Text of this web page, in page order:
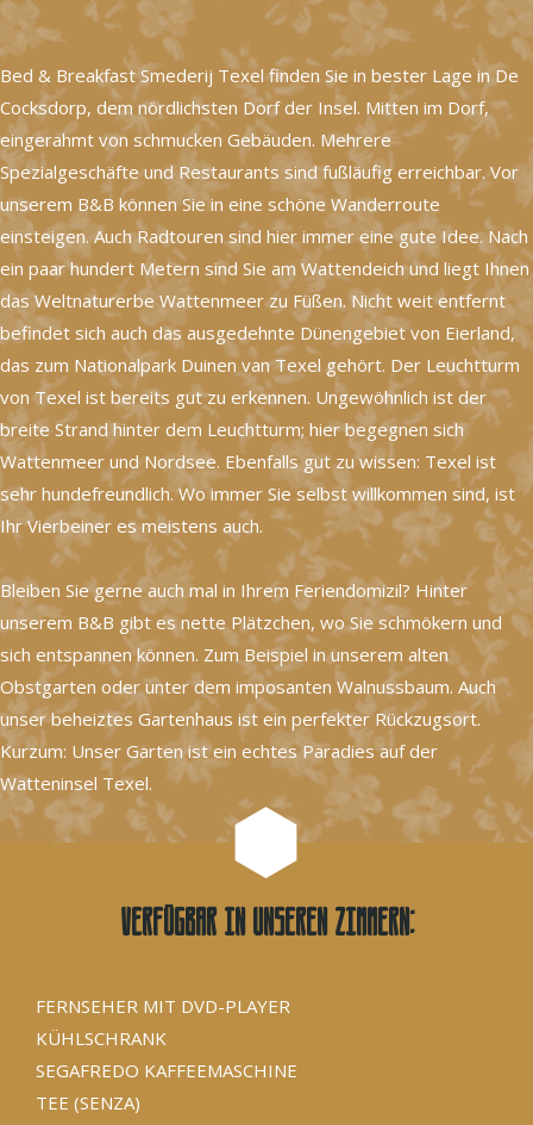
Bed & Breakfast Smederij Texel finden Sie in bester Lage in De
Cocksdorp, dem nördlichsten Dorf der Insel. Mitten im Dorf,
eingerahmt von schmucken Gebäuden. Mehrere
Spezialgeschäfte und Restaurants sind fußläufig erreichbar. Vor
unserem B&B können Sie in eine schöne Wanderroute
einsteigen. Auch Radtouren sind hier immer eine gute Idee. Nach
ein paar hundert Metern sind Sie am Wattendeich und liegt Ihnen
das Weltnaturerbe Wattenmeer zu Füßen. Nicht weit entfernt
befindet sich auch das ausgedehnte Dünengebiet von Eierland,
das zum Nationalpark Duinen van Texel gehört. Der Leuchtturm
von Texel ist bereits gut zu erkennen. Ungewöhnlich ist der
breite Strand hinter dem Leuchtturm; hier begegnen sich
Wattenmeer und Nordsee. Ebenfalls gut zu wissen: Texel ist
sehr hundefreundlich. Wo immer Sie selbst willkommen sind, ist
Ihr Vierbeiner es meistens auch.
Bleiben Sie gerne auch mal in Ihrem Feriendomizil? Hinter
unserem B&B gibt es nette Plätzchen, wo Sie schmökern und
sich entspannen können. Zum Beispiel in unserem alten
Obstgarten oder unter dem imposanten Walnussbaum. Auch
unser beheiztes Gartenhaus ist ein perfekter Rückzugsort.
Kurzum: Unser Garten ist ein echtes Paradies auf der
Watteninsel Texel.
Verfügbar in unseren Zimmern:
FERNSEHER MIT DVD-PLAYER
KÜHLSCHRANK
SEGAFREDO KAFFEEMASCHINE
TEE (SENZA)